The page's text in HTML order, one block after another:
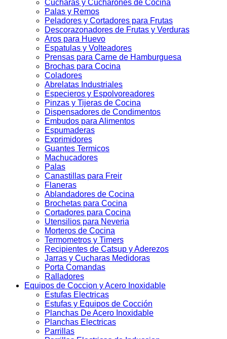
Cucharas y Cucharones de Cocina
Palas y Remos
Peladores y Cortadores para Frutas
Descorazonadores de Frutas y Verduras
Aros para Huevo
Espatulas y Volteadores
Prensas para Carne de Hamburguesa
Brochas para Cocina
Coladores
Abrelatas Industriales
Especieros y Espolvoreadores
Pinzas y Tijeras de Cocina
Dispensadores de Condimentos
Embudos para Alimentos
Espumaderas
Exprimidores
Guantes Termicos
Machucadores
Palas
Canastillas para Freir
Flaneras
Ablandadores de Cocina
Brochetas para Cocina
Cortadores para Cocina
Utensilios para Neveria
Morteros de Cocina
Termometros y Timers
Recipientes de Catsup y Aderezos
Jarras y Cucharas Medidoras
Porta Comandas
Ralladores
Equipos de Coccion y Acero Inoxidable
Estufas Electricas
Estufas y Equipos de Cocción
Planchas De Acero Inoxidable
Planchas Electricas
Parrillas